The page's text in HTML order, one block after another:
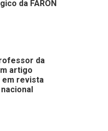
da FARON
da
artigo
em revista